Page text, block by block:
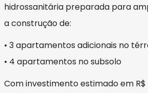
hidrossanitária preparada para
a construção de:
• 3 apartamentos adicionais no
• 4 apartamentos no subsolo
Com investimento estimado em R$